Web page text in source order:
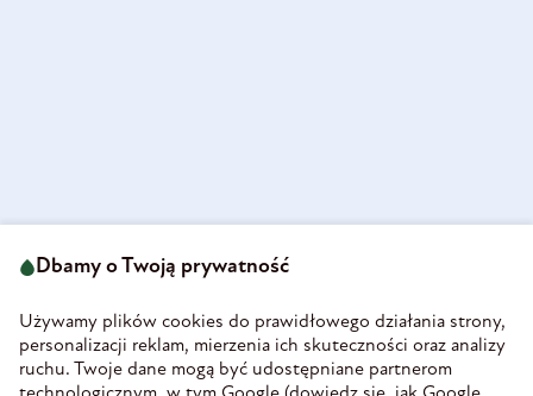
58-160 Świebodzice
REGON 890213034
INFORMACJE
Dbamy o Twoją prywatność
Używamy plików cookies do prawidłowego działania strony,
personalizacji reklam, mierzenia ich skuteczności oraz analizy
ruchu. Twoje dane mogą być udostępniane partnerom